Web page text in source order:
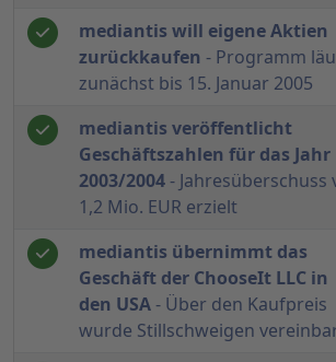
mediantis will eigene Aktien
zurückkaufen - Programm
zunächst bis 15. Januar 2005
mediantis veröffentlicht
Geschäftszahlen für das Jahr
2003/2004 - Jahresüberschuss
1,2 Mio. EUR erzielt
mediantis übernimmt das
Geschäft der ChooseIt LLC in
den USA- Über den Kaufpreis
wurde Stillschweigen